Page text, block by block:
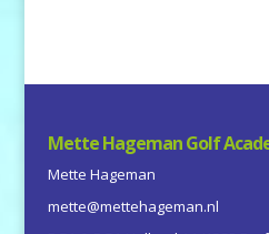
Mette Hageman Golf
Mette Hageman
mette@mettehageman.nl